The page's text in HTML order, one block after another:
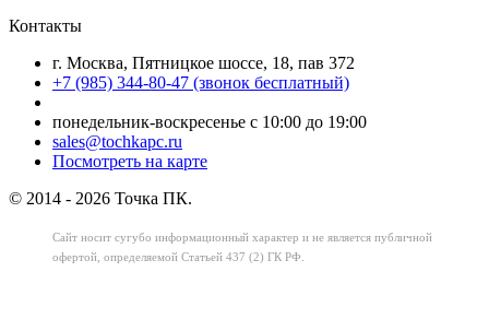
Контакты
г. Москва, Пятницкое шоссе, 18, пав 372
+7 (985) 344-80-47 (звонок бесплатный)
понедельник-воскресенье с 10:00 до 19:00
sales@tochkapc.ru
Посмотреть на карте
© 2014 - 2026 Точка ПК.
Сайт носит сугубо информационный характер и не является публичной
офертой, определяемой Статьей 437 (2) ГК РФ.